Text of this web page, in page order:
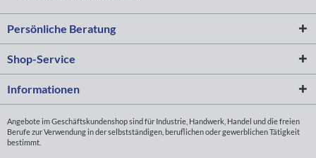
Persönliche Beratung
Shop-Service
Informationen
Angebote im Geschäftskundenshop sind für Industrie, Handwerk, Handel und die freien
Berufe zur Verwendung in der selbstständigen, beruflichen oder gewerblichen Tätigkeit
bestimmt.